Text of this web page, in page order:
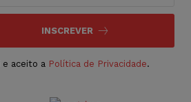
INSCREVER
e aceito a Política de Privacidade.